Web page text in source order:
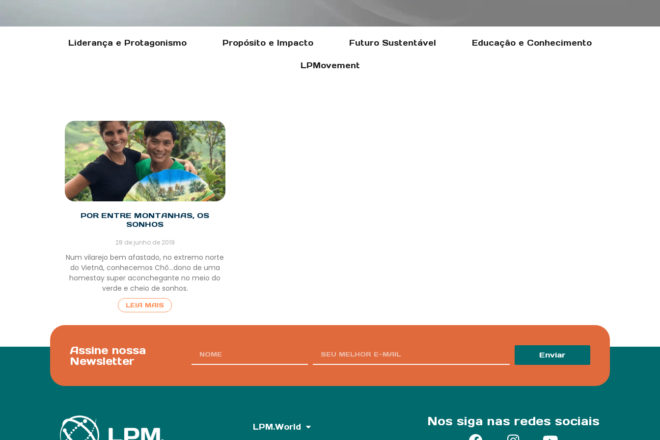
Liderança e Protagonismo Propósito e Impacto Futuro Sustentável Educação e Conhecimento
LPMovement
POR ENTRE MONTANHAS, OS
SONHOS
28 de junho de 2019
Num vilarejo bem afastado, no extremo norte
do Vietnã, conhecemos Chô…dono de uma
homestay super aconchegante no meio do
verde e cheio de sonhos.
LEIA MAIS
Assine nossa
Newsletter Enviar
LPM.World Nos siga nas redes sociais